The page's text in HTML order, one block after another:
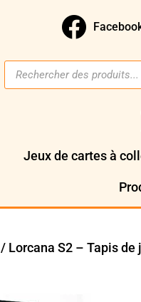
Jeux de cartes à
/ Lorcana S2 – Tapis de